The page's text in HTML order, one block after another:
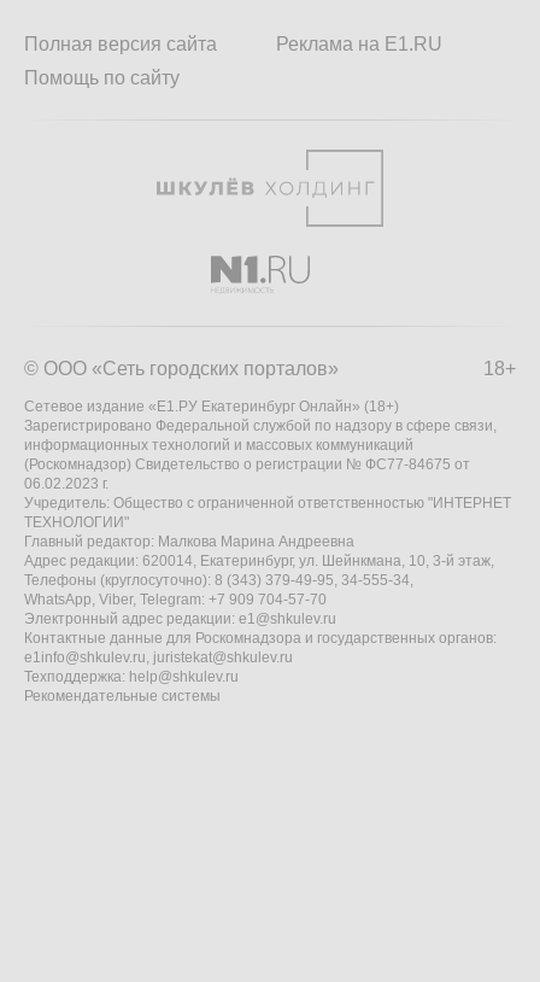
Полная версия сайта
Помощь по сайту
Реклама на E1.RU
18+
© ООО «Сеть городских порталов»
Сетевое издание «Е1.РУ Екатеринбург Онлайн» (18+)
Зарегистрировано Федеральной службой по надзору в сфере связи,
информационных технологий и массовых коммуникаций
(Роскомнадзор) Свидетельство о регистрации № ФС77-84675 от
06.02.2023 г.
Учредитель: Общество с ограниченной ответственностью "ИНТЕРНЕТ
ТЕХНОЛОГИИ"
Главный редактор: Малкова Марина Андреевна
Адрес редакции: 620014, Екатеринбург, ул. Шейнкмана, 10, 3-й этаж,
Телефоны (круглосуточно): 8 (343) 379-49-95, 34-555-34,
WhatsApp, Viber, Telegram: +7 909 704-57-70
Электронный адрес редакции: e1@shkulev.ru
Контактные данные для Роскомнадзора и государственных органов:
e1info@shkulev.ru, juristekat@shkulev.ru
Техподдержка: help@shkulev.ru
Рекомендательные системы